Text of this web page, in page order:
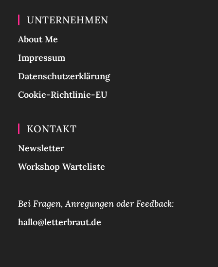
UNTERNEHMEN
About Me
Impressum
Datenschutzerklärung
Cookie-Richtlinie-EU
KONTAKT
Newsletter
Workshop Warteliste
Bei Fragen, Anregungen oder Feedback:
hallo@letterbraut.de